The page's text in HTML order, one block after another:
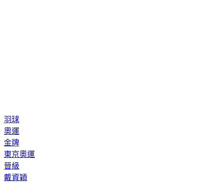
羽球
奧運
金牌
東京奧運
晉級
戴資穎